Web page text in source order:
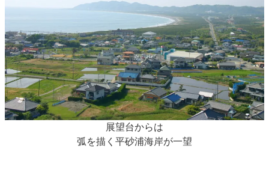
展望台からは
弧を描く平砂浦海岸が一望